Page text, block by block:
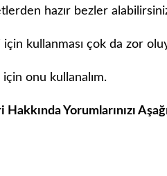
hazır bezler
kullanması çok da zor
onu kullanalım.
Yorumlarınızı